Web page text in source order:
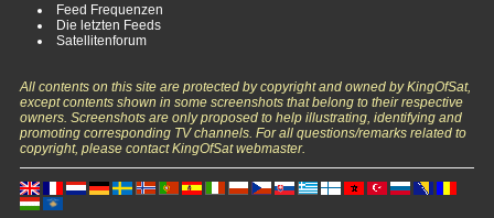
Feed Frequenzen
Die letzten Feeds
Satellitenforum
All contents on this site are protected by copyright and owned by KingOfSat,
except contents shown in some screenshots that belong to their respective
owners. Screenshots are only proposed to help illustrating, identifying and
promoting corresponding TV channels. For all questions/remarks related to
copyright, please contact KingOfSat webmaster.